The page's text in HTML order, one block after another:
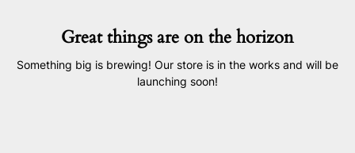
Great things are on the horizon
Something big is brewing! Our store is in the works and will be
launching soon!